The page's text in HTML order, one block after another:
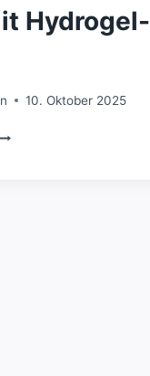
Hydrogel-
10. Oktober 2025